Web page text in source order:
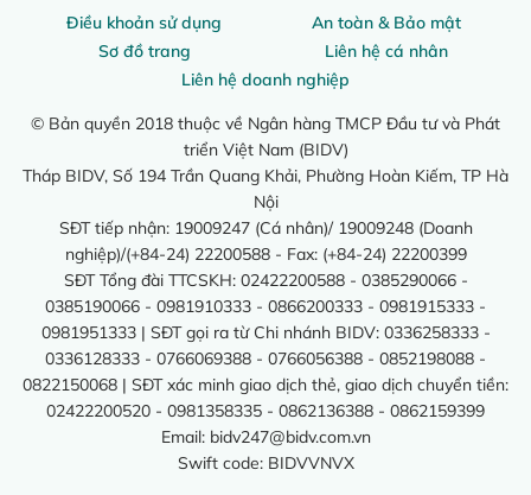
Điều khoản sử dụng
An toàn & Bảo mật
Sơ đồ trang
Liên hệ cá nhân
Liên hệ doanh nghiệp
© Bản quyền 2018 thuộc về Ngân hàng TMCP Đầu tư và Phát
triển Việt Nam (BIDV)
Tháp BIDV, Số 194 Trần Quang Khải, Phường Hoàn Kiếm, TP Hà
Nội
SĐT tiếp nhận: 19009247 (Cá nhân)/ 19009248 (Doanh
nghiệp)/(+84-24) 22200588 - Fax: (+84-24) 22200399
SĐT Tổng đài TTCSKH: 02422200588 - 0385290066 -
0385190066 - 0981910333 - 0866200333 - 0981915333 -
0981951333 | SĐT gọi ra từ Chi nhánh BIDV: 0336258333 -
0336128333 - 0766069388 - 0766056388 - 0852198088 -
0822150068 | SĐT xác minh giao dịch thẻ, giao dịch chuyển tiền:
02422200520 - 0981358335 - 0862136388 - 0862159399
Email: bidv247@bidv.com.vn
Swift code: BIDVVNVX